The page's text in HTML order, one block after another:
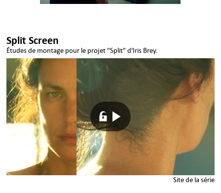
Split Screen
Études de montage pour le projet "Split" d'Iris Brey.
Site de la série